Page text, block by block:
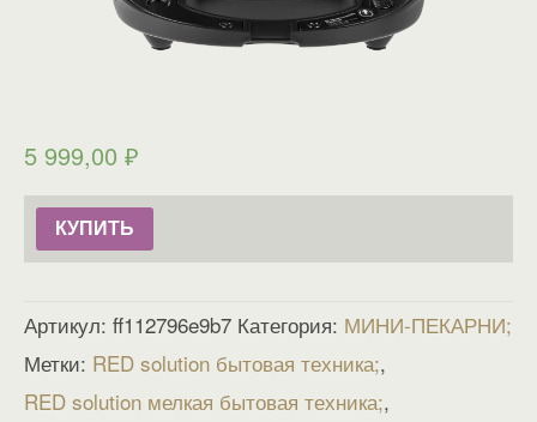
5 999,00 ₽
КУПИТЬ
Артикул: ff112796e9b7 Категория: МИНИ-ПЕКАРНИ
Метки: RED solution бытовая техника ,
RED solution мелкая бытовая техника ,